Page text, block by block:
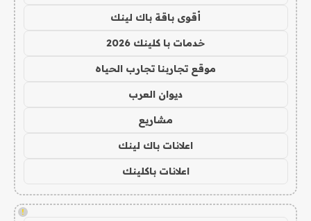
أقوى باقة باك لينك
خدمات با كلينك 2026
موقع تجاربنا تجارب الحياه
ديوان العرب
مشاريع
اعلانات باك لينك
اعلانات باكلينك
!